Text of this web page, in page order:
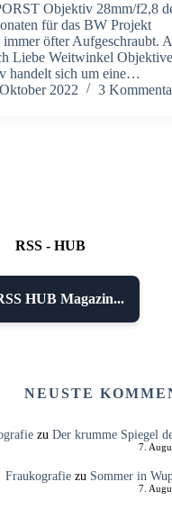
Objektiv 28mm/f2,8
für das BW Projekt
öfter Aufgeschraubt.
Liebe Weitwinkel
handelt sich um eine…
2022 3
RSS - HUB
HUB Magazin...
NEUSTE
zu Der krumme Spiegel
7.
Fraukografiezu Sommer in
7.